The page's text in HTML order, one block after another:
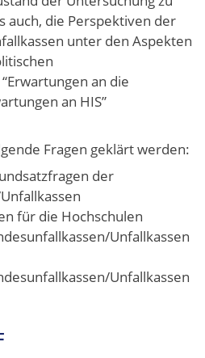
auch, die Perspektiven der
unter den Aspekten
an die
an HIS”
Fragen geklärt werden:
der
für die Hochschulen
Unfallkassen
Unfallkassen